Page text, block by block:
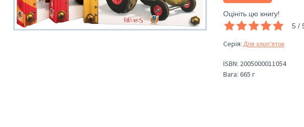
Оцініть цю книгу!
5 /
Серія: Для хлоп’яток
ISBN: 2005000011054
Вага: 665 г